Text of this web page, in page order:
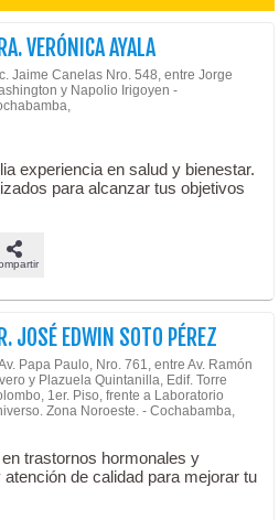
VERÓNICA AYALA
c. Jaime Canelas Nro. 548, entre Jorge
y Napolio Irigoyen -
experiencia en salud y bienestar.
para alcanzar tus objetivos
JOSÉ EDWIN SOTO PÉREZ
Papa Paulo, Nro. 761, entre Av. Ramón
y Plazuela Quintanilla, Edif. Torre
1er. Piso, frente a Laboratorio
Zona Noroeste. - Cochabamba,
trastornos hormonales y
de calidad para mejorar tu